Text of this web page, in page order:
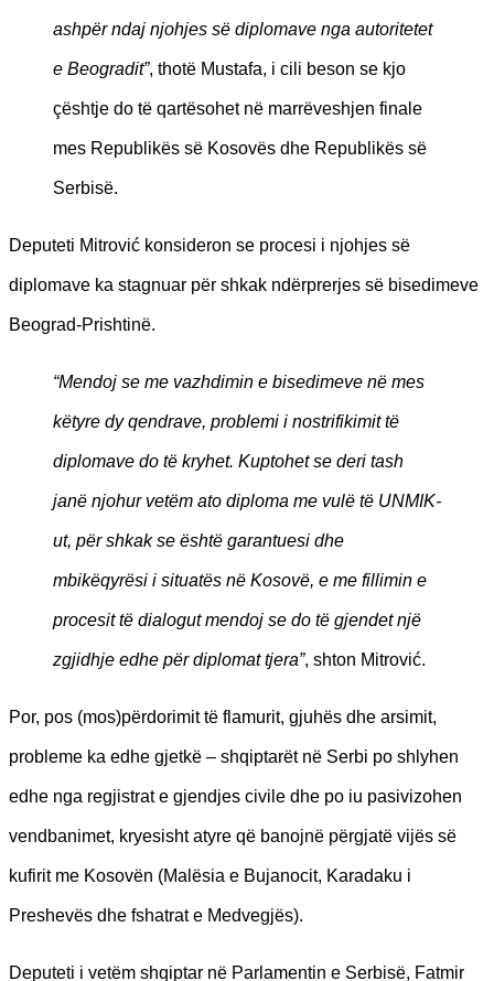
ashpër ndaj njohjes së diplomave nga autoritetet
e Beogradit”, thotë Mustafa, i cili beson se kjo
çështje do të qartësohet në marrëveshjen finale
mes Republikës së Kosovës dhe Republikës së
Serbisë.
Deputeti Mitrović konsideron se procesi i njohjes së
diplomave ka stagnuar për shkak ndërprerjes së bisedimeve
Beograd-Prishtinë.
“Mendoj se me vazhdimin e bisedimeve në mes
këtyre dy qendrave, problemi i nostrifikimit të
diplomave do të kryhet. Kuptohet se deri tash
janë njohur vetëm ato diploma me vulë të UNMIK-
ut, për shkak se është garantuesi dhe
mbikëqyrësi i situatës në Kosovë, e me fillimin e
procesit të dialogut mendoj se do të gjendet një
zgjidhje edhe për diplomat tjera”, shton Mitrović.
Por, pos (mos)përdorimit të flamurit, gjuhës dhe arsimit,
probleme ka edhe gjetkë – shqiptarët në Serbi po shlyhen
edhe nga regjistrat e gjendjes civile dhe po iu pasivizohen
vendbanimet, kryesisht atyre që banojnë përgjatë vijës së
kufirit me Kosovën (Malësia e Bujanocit, Karadaku i
Preshevës dhe fshatrat e Medvegjës).
Deputeti i vetëm shqiptar në Parlamentin e Serbisë, Fatmir